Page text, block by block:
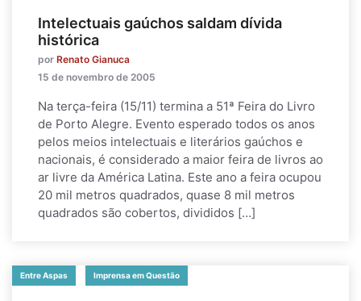
Intelectuais gaúchos saldam dívida
histórica
por Renato Gianuca
15 de novembro de 2005
Na terça-feira (15/11) termina a 51ª Feira do Livro
de Porto Alegre. Evento esperado todos os anos
pelos meios intelectuais e literários gaúchos e
nacionais, é considerado a maior feira de livros ao
ar livre da América Latina. Este ano a feira ocupou
20 mil metros quadrados, quase 8 mil metros
quadrados são cobertos, divididos […]
Entre Aspas Imprensa em Questão